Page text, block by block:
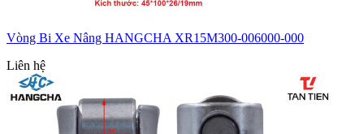
Vòng Bi Xe Nâng HANGCHA XR15M300-006000-000
Liên hệ